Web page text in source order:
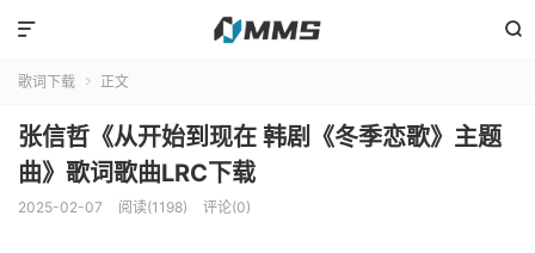


歌词下载  正文
张信哲《从开始到现在 韩剧《冬季恋歌》主题
曲》歌词歌曲LRC下载
2025-02-07 阅读(1198) 评论(0)